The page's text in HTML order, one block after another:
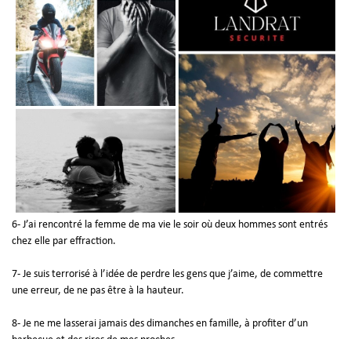
6- J’ai rencontré la femme de ma vie le soir où deux hommes sont entrés
chez elle par effraction.
7- Je suis terrorisé à l’idée de perdre les gens que j’aime, de commettre
une erreur, de ne pas être à la hauteur.
8- Je ne me lasserai jamais des dimanches en famille, à profiter d’un